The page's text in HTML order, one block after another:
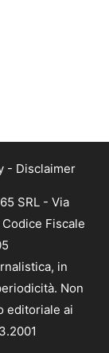
- Disclaimer
SRL - Via
Fiscale
in
Non
editoriale ai